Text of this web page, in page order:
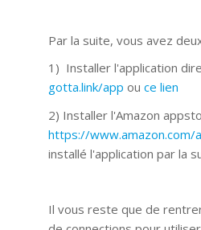
Par la suite, vous avez
1) Installer l'application
gotta.link/app ou ce lien
2) Installer l'Amazon
https://www.amazon.com/
installé l'application par la
Il vous reste que de